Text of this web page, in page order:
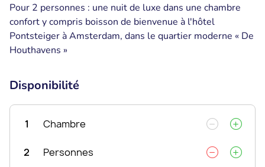
Pour 2 personnes : une nuit de luxe dans une chambre
confort y compris boisson de bienvenue à l'hôtel
Pontsteiger à Amsterdam, dans le quartier moderne « De
Houthavens »
Disponibilité
1 Chambre
2 Personnes